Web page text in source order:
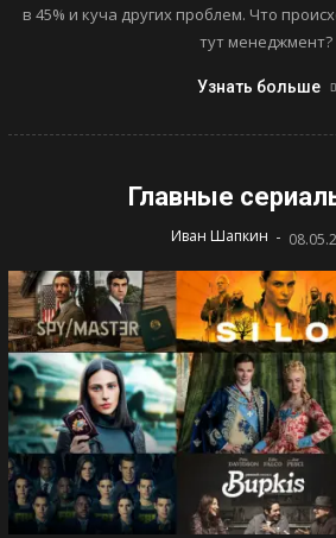
в 45% и куча других проблем. Что
тут менеджмент?
Узнать больше
Главные
Иван Шапкин -